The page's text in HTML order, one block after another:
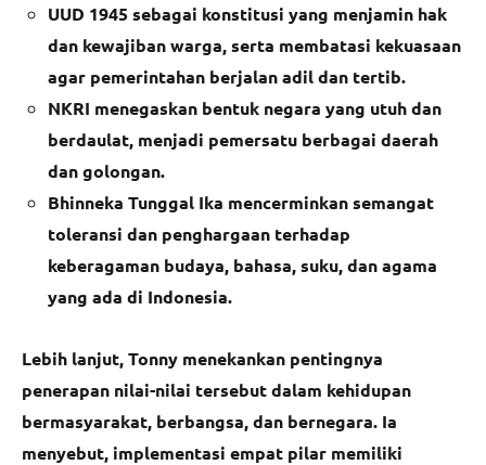
UUD 1945 sebagai konstitusi yang menjamin hak
dan kewajiban warga, serta membatasi kekuasaan
agar pemerintahan berjalan adil dan tertib.
NKRI menegaskan bentuk negara yang utuh dan
berdaulat, menjadi pemersatu berbagai daerah
dan golongan.
Bhinneka Tunggal Ika mencerminkan semangat
toleransi dan penghargaan terhadap
keberagaman budaya, bahasa, suku, dan agama
yang ada di Indonesia.
Lebih lanjut, Tonny menekankan pentingnya
penerapan nilai-nilai tersebut dalam kehidupan
bermasyarakat, berbangsa, dan bernegara. Ia
menyebut, implementasi empat pilar memiliki